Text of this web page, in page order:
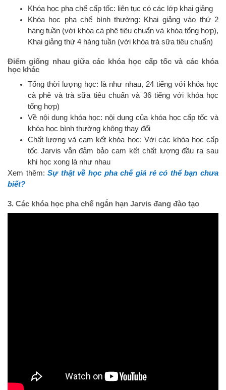
Khóa học pha chế cấp tốc: liên tục có các lớp khai giảng
Khóa học pha chế bình thường: Khai giảng vào thứ 2
hàng tuần (với khóa cà phê tiêu chuẩn và khóa tổng hợp),
Khai giảng thứ 4 hàng tuần (với khóa trà sữa tiêu chuẩn)
Điểm giống nhau giữa các khóa học cấp tốc và các khóa
học khác
Tổng thời lượng học: là như nhau, 24 tiếng với khóa học
cà phê và trà sữa tiêu chuẩn và 36 tiếng với khóa học
tổng hợp)
Về nội dung khóa học: nội dung của khóa học cấp tốc và
khóa học bình thường không thay đổi
Chất lượng và cam kết khóa học: Với các khóa học cấp
tốc Jarvis vẫn đảm bảo cam kết chất lượng đầu ra sau
khi học xong là như nhau
Xem thêm: Sự thật về học pha chế giá rẻ có thể bạn chưa
biết?
3. Các khóa học pha chế ngắn hạn Jarvis đang đào tạo